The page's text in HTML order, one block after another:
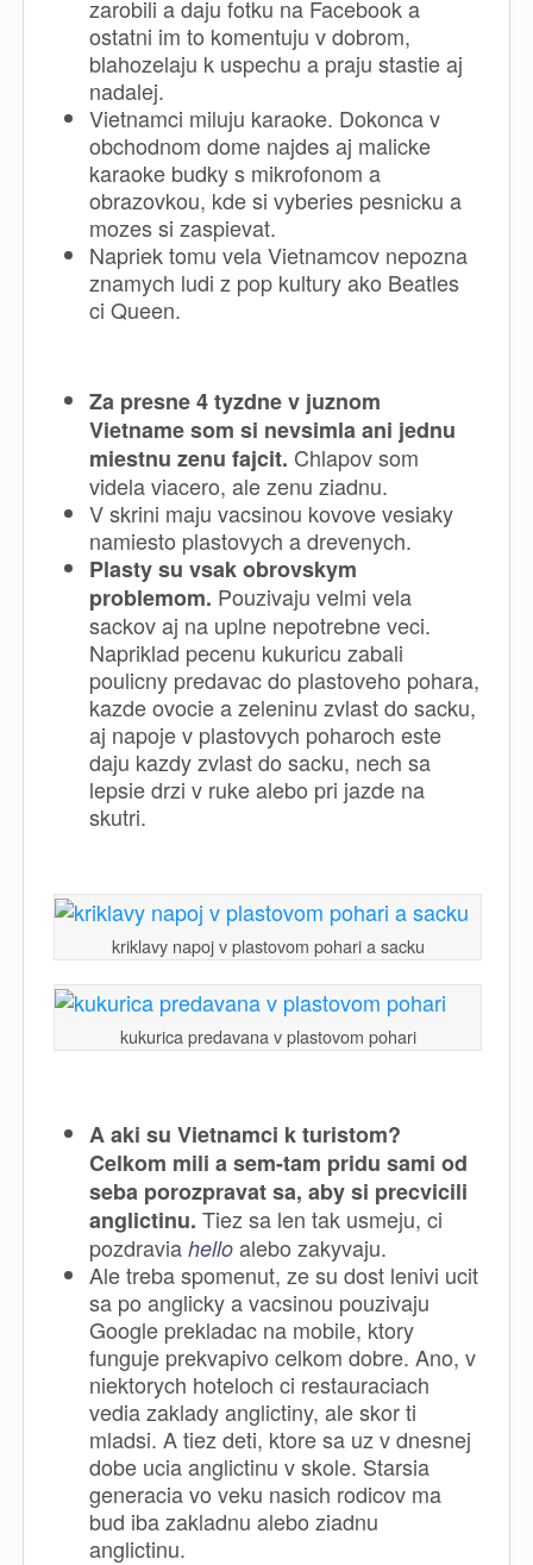
zarobili a daju fotku na Facebook a
ostatni im to komentuju v dobrom,
blahozelaju k uspechu a praju stastie aj
nadalej.
Vietnamci miluju karaoke. Dokonca v
obchodnom dome najdes aj malicke
karaoke budky s mikrofonom a
obrazovkou, kde si vyberies pesnicku a
mozes si zaspievat.
Napriek tomu vela Vietnamcov nepozna
znamych ludi z pop kultury ako Beatles
ci Queen.
Za presne 4 tyzdne v juznom
Vietname som si nevsimla ani jednu
miestnu zenu fajcit. Chlapov som
videla viacero, ale zenu ziadnu.
V skrini maju vacsinou kovove vesiaky
namiesto plastovych a drevenych.
Plasty su vsak obrovskym
problemom. Pouzivaju velmi vela
sackov aj na uplne nepotrebne veci.
Napriklad pecenu kukuricu zabali
poulicny predavac do plastoveho pohara,
kazde ovocie a zeleninu zvlast do sacku,
aj napoje v plastovych poharoch este
daju kazdy zvlast do sacku, nech sa
lepsie drzi v ruke alebo pri jazde na
skutri.
kriklavy napoj v plastovom pohari a sacku
kukurica predavana v plastovom pohari
A aki su Vietnamci k turistom?
Celkom mili a sem-tam pridu sami od
seba porozpravat sa, aby si precvicili
anglictinu. Tiez sa len tak usmeju, ci
pozdravia hello alebo zakyvaju.
Ale treba spomenut, ze su dost lenivi ucit
sa po anglicky a vacsinou pouzivaju
Google prekladac na mobile, ktory
funguje prekvapivo celkom dobre. Ano, v
niektorych hoteloch ci restauraciach
vedia zaklady anglictiny, ale skor ti
mladsi. A tiez deti, ktore sa uz v dnesnej
dobe ucia anglictinu v skole. Starsia
generacia vo veku nasich rodicov ma
bud iba zakladnu alebo ziadnu
anglictinu.